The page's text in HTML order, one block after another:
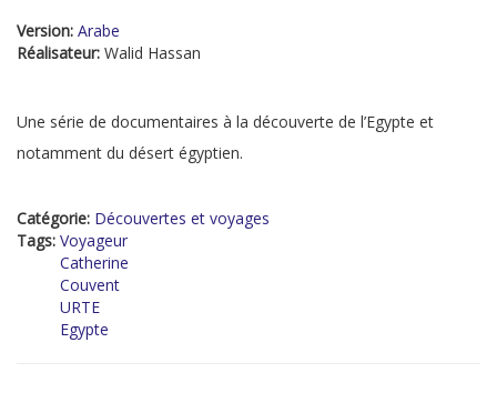
Version: Arabe
Réalisateur: Walid Hassan
Une série de documentaires à la découverte de l’Egypte et
notamment du désert égyptien.
Catégorie: Découvertes et voyages
Tags: Voyageur
Catherine
Couvent
URTE
Egypte